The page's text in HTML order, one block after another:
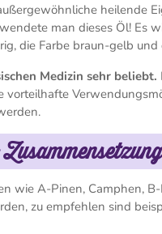
heilende
man dieses Öl! Es
die Farbe braun-gelb
Medizin sehr beliebt.
wie A-Pinen, Camphen,
zu empfehlen sind